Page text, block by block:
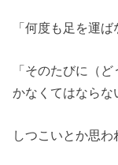
「何度も足を運ば
「そのたびに（
かなくてはならな
しつこいとか思わ